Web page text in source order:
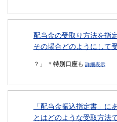
配当金の受取り方法を指
その場合どのようにして受
？」 ＊ 特別口座も 詳細表示
「配当金振込指定書」に
とはどのような受取方法で